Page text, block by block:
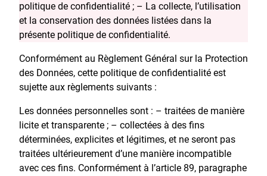
politique de confidentialité ; – La collecte, l’utilisation
et la conservation des données listées dans la
présente politique de confidentialité.
Conformément au Règlement Général sur la Protection
des Données, cette politique de confidentialité est
sujette aux règlements suivants :
Les données personnelles sont : – traitées de manière
licite et transparente ; – collectées à des fins
déterminées, explicites et légitimes, et ne seront pas
traitées ultérieurement d’une manière incompatible
avec ces fins. Conformément à l’article 89, paragraphe